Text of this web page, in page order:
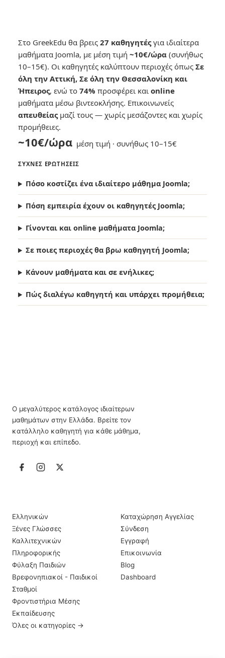
Στο GreekEdu θα βρεις 27 καθηγητέςγια ιδιαίτερα
μαθήματα Joomla, με μέση τιμή ~10€/ώρα (συνήθως
10–15€). Οι καθηγητές καλύπτουν περιοχές όπως Σε
όλη την Αττική, Σε όλη την Θεσσαλονίκη και
Ήπειρος, ενώ το 74% προσφέρει και online
μαθήματα μέσω βιντεοκλήσης. Επικοινωνείς
απευθείαςμαζί τους — χωρίς μεσάζοντες και χωρίς
προμήθειες.
~10€/ώρα μέση τιμή · συνήθως 10–15€
ΣΥΧΝΈΣ ΕΡΩΤΉΣΕΙΣ
Πόσο κοστίζει ένα ιδιαίτερο μάθημα Joomla;
Πόση εμπειρία έχουν οι καθηγητές Joomla;
Γίνονται και online μαθήματα Joomla;
Σε ποιες περιοχές θα βρω καθηγητή Joomla;
Κάνουν μαθήματα και σε ενήλικες;
Πώς διαλέγω καθηγητή και υπάρχει προμήθεια;
Ο μεγαλύτερος κατάλογος ιδιαίτερων
μαθημάτων στην Ελλάδα. Βρείτε τον
κατάλληλο καθηγητή για κάθε μάθημα,
περιοχή και επίπεδο.
Ελληνικών
Ξένες Γλώσσες
Καλλιτεχνικών
Πληροφορικής
Φύλαξη Παιδιών
Βρεφονηπιακοί - Παιδικοί
Σταθμοί
Φροντιστήρια Μέσης
Εκπαίδευσης
Όλες οι κατηγορίες →
Καταχώρηση Αγγελίας
Σύνδεση
Εγγραφή
Επικοινωνία
Blog
Dashboard